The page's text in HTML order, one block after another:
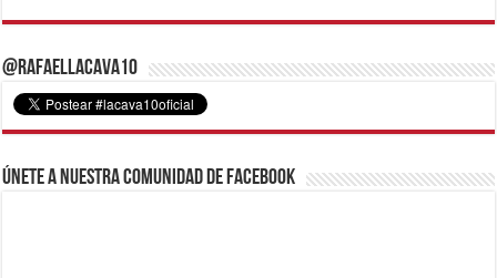
@RafaelLacava10
Únete a nuestra comunidad de Facebook